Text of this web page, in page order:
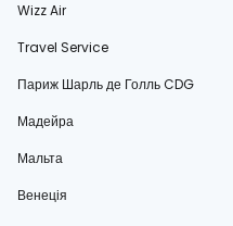
Wizz Air
Travel Service
Париж Шарль де Голль CDG
Мадейра
Мальта
Венеція